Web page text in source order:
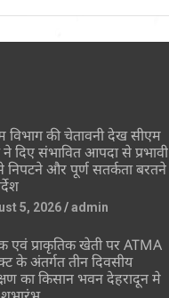
विभाग की चेतावनी देख सीएम
ने दिए संभावित आपदा से प्रभावी
निपटने और पूर्ण सतर्कता बरतने
5, 2026 admin
एवं प्राकृतिक खेती पर ATMA
के अंतर्गत तीन दिवसीय
का किसान भवन देहरादून मे